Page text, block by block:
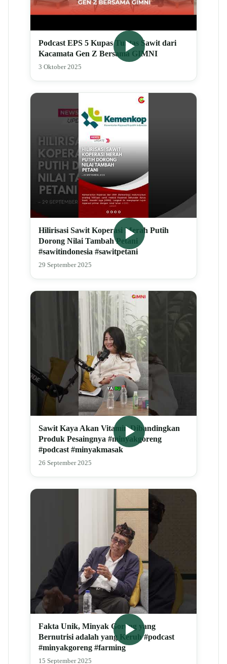
Podcast EPS 5 Kupas Tuntas Sawit dari
Kacamata Gen Z Bersama GIMNI
3 Oktober 2025
Hilirisasi Sawit Koperasi Merah Putih
Dorong Nilai Tambah Petani
#sawitindonesia #sawitpetani
29 September 2025
Sawit Kaya Akan Vitamin Dibandingkan
Produk Pesaingnya #minyakgoreng
#podcast #minyakmasak
26 September 2025
Fakta Unik, Minyak Goreng yang
Bernutrisi adalah yang Keruh #podcast
#minyakgoreng #farming
15 September 2025